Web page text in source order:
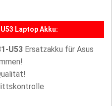
Laptop Akku:
U53 Ersatzakku für Asus